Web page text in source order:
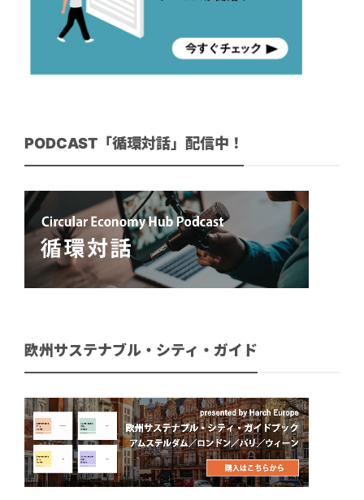
PODCAST「循環対話」配信中！
欧州サステナブル・シティ・ガイド